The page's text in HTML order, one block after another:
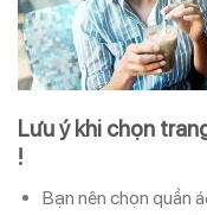
Lưu ý khi chọn
!
Bạn nên chọn quần